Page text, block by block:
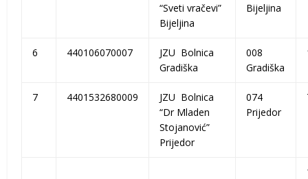
“Sveti vračevi”
Bijeljina
Bijeljina
6 440106070007
JZU Bolnica
Gradiška
008
Gradiška
7 4401532680009
JZU Bolnica
“Dr Mladen
Stojanović”
Prijedor
074
Prijedor